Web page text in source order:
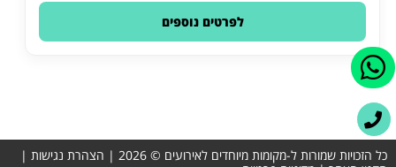
לפרטים נוספים
כל הזכויות שמורות ל-מקומות מיוחדים לאירועים © 2026 | הצהרת נגישות |